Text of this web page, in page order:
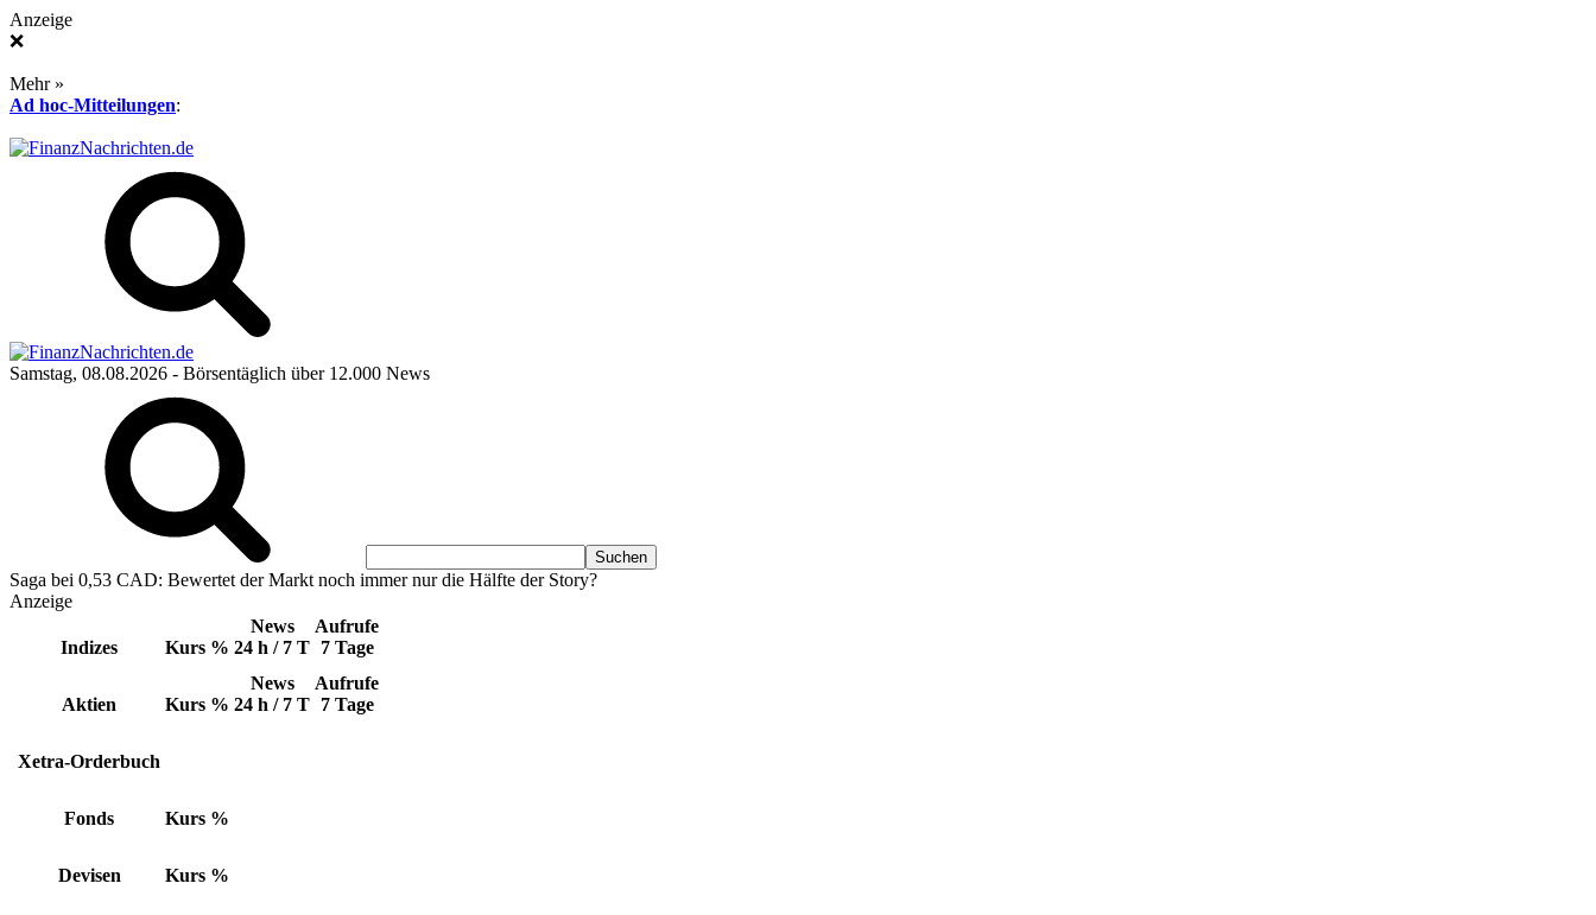
Anzeige
❌
Mehr »
Ad hoc-Mitteilungen:
Samstag, 08.08.2026 - Börsentäglich über 12.000 News
Saga bei 0,53 CAD: Bewertet der Markt noch immer nur die Hälfte der Story?
Anzeige
Indizes Kurs %
News
24 h / 7 T
Aufrufe
7 Tage
Aktien Kurs %
News
24 h / 7 T
Aufrufe
7 Tage
Xetra-Orderbuch
Fonds Kurs %
Devisen Kurs %